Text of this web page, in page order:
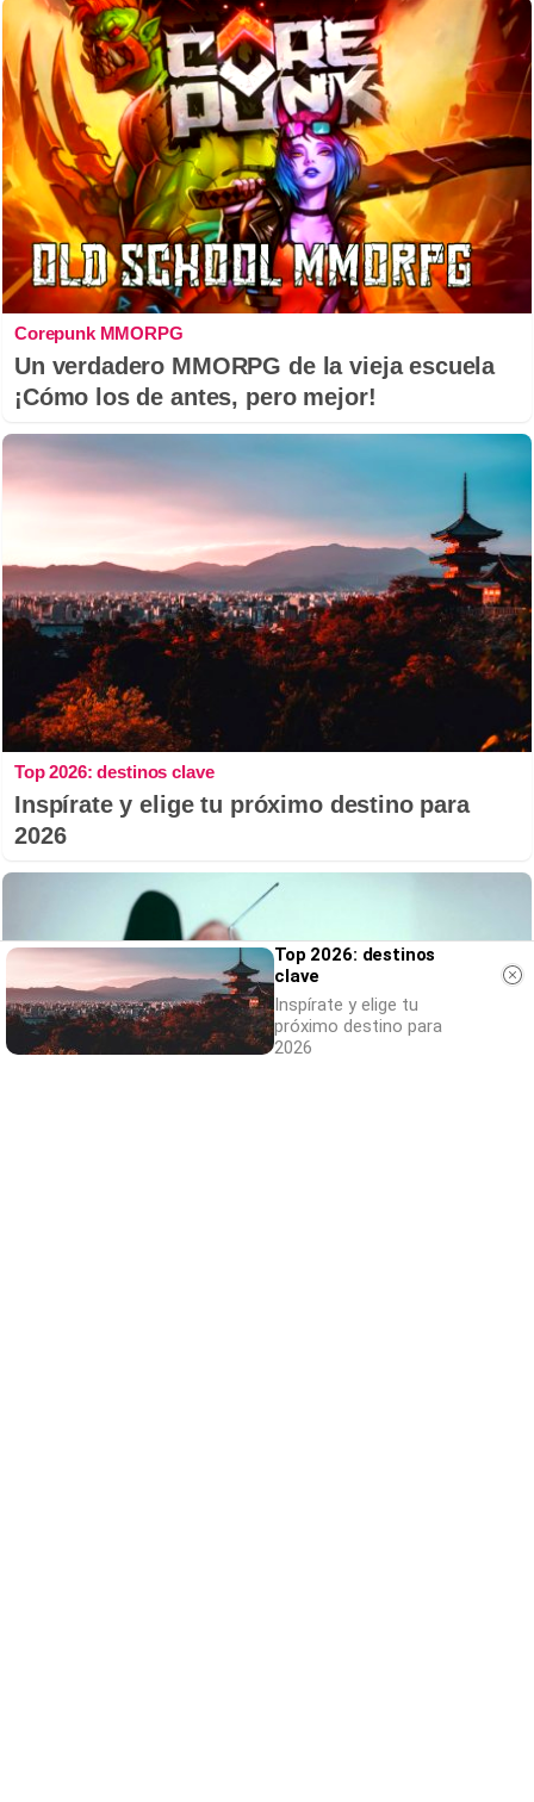
Corepunk MMORPG
Un verdadero MMORPG de la vieja escuela
¡Cómo los de antes, pero mejor!
Top 2026: destinos clave
Inspírate y elige tu próximo destino para
2026
Top 2026: destinos
clave
Inspírate y elige tu
próximo destino para
2026